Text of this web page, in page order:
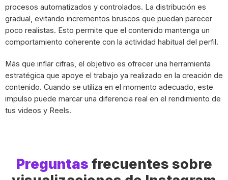
procesos automatizados y controlados. La distribución es
gradual, evitando incrementos bruscos que puedan parecer
poco realistas. Esto permite que el contenido mantenga un
comportamiento coherente con la actividad habitual del perfil.
Más que inflar cifras, el objetivo es ofrecer una herramienta
estratégica que apoye el trabajo ya realizado en la creación de
contenido. Cuando se utiliza en el momento adecuado, este
impulso puede marcar una diferencia real en el rendimiento de
tus videos y Reels.
Preguntas frecuentes sobre